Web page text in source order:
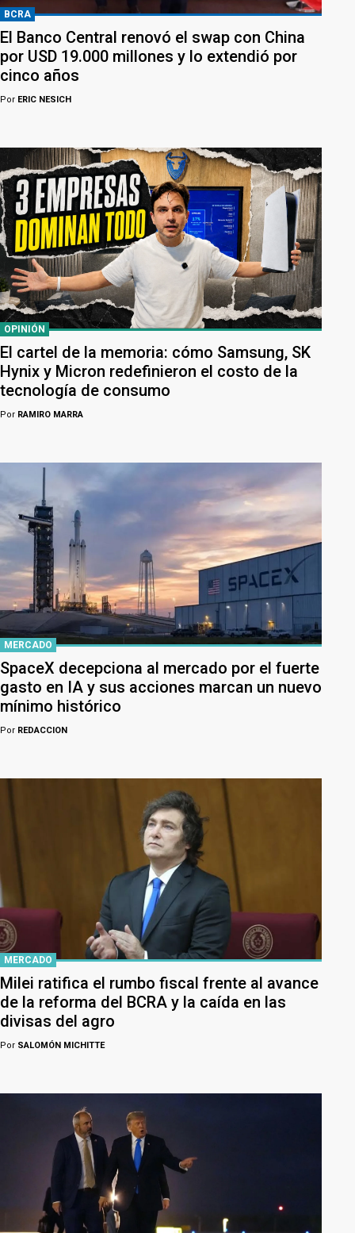
BCRA
El Banco Central renovó el swap con China
por USD 19.000 millones y lo extendió por
cinco años
Por ERIC NESICH
OPINIÓN
El cartel de la memoria: cómo Samsung, SK
Hynix y Micron redefinieron el costo de la
tecnología de consumo
Por RAMIRO MARRA
MERCADO
SpaceX decepciona al mercado por el fuerte
gasto en IA y sus acciones marcan un nuevo
mínimo histórico
Por REDACCION
MERCADO
Milei ratifica el rumbo fiscal frente al avance
de la reforma del BCRA y la caída en las
divisas del agro
Por SALOMÓN MICHITTE